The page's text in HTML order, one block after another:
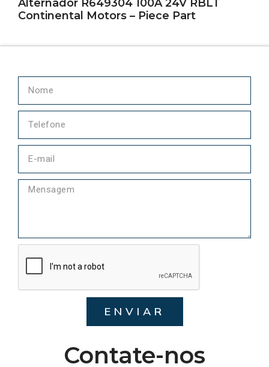
Alternador R649304 100A 24V RBLT
Continental Motors – Piece Part
Contate-nos
ENVIAR